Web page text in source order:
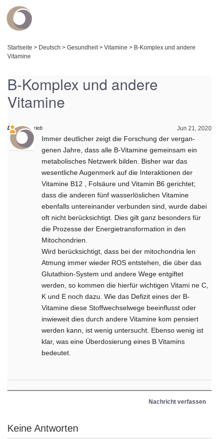
Startseite > Deutsch > Gesundheit > Vitamine > B-Komplex und andere
Vitamine
B-Komplex und andere
Vitamine
Jun 21, 2020
Daniel schrieb
Immer deutlicher zeigt die Forschung der vergan­
genen Jahre, dass alle B-Vitamine gemeinsam ein
metabolisches Netzwerk bilden. Bisher war das
wesentliche Augenmerk auf die Interaktionen der
Vitamine B12 , Folsäure und Vitamin B6 gerichtet;
dass die anderen fünf wasserlöslichen Vitamine
ebenfalls untereinander verbunden sind, wurde dabei
oft nicht berücksichtigt. Dies gilt ganz be­sonders für
die Prozesse der Energietransforma­tion in den
Mitochondrien.
Wird berücksichtigt, dass bei der mitochondria­ len
Atmung immer wieder ROS entstehen, die über das
Glutathion-System und andere Wege entgiftet
werden, so kommen die hierfür wichtigen Vitami­ ne C,
K und E noch dazu. Wie das Defizit eines der B-
Vitamine diese Stoffwechselwege beeinflusst oder
inwieweit dies durch andere Vitamine kom­ pensiert
werden kann, ist wenig untersucht. Ebenso wenig ist
klar, was eine Überdosierung eines B­ Vitamins
bedeutet.
Nachricht verfassen
Keine Antworten